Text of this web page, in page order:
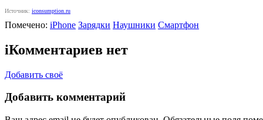
Источник: iconsumption.ru
Помечено: iPhone Зарядки Наушники Смартфон
iКомментариев нет
Добавить своё
Добавить комментарий